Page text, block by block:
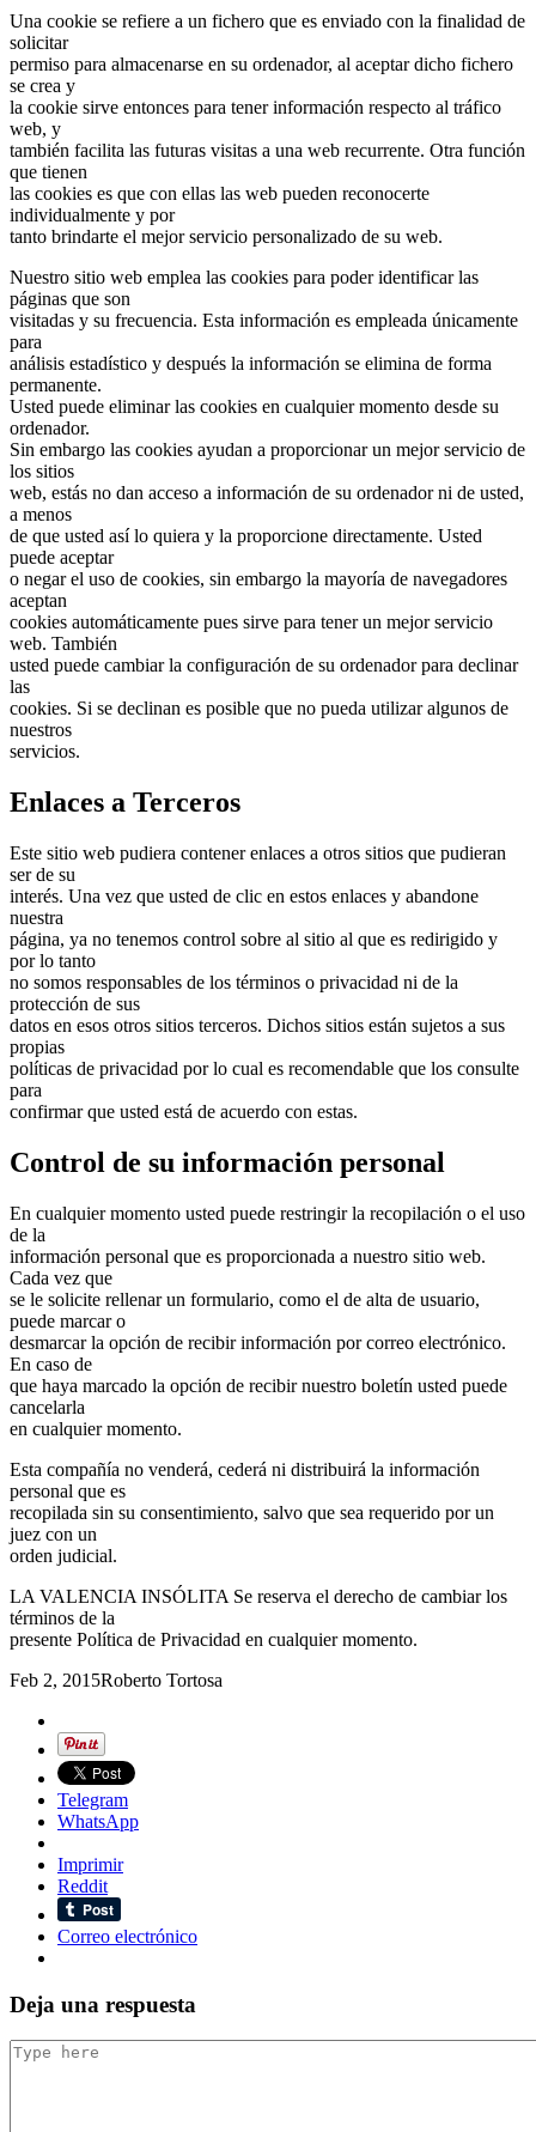
Una cookie se refiere a un fichero que es enviado con la finalidad de
solicitar
permiso para almacenarse en su ordenador, al aceptar dicho fichero
se crea y
la cookie sirve entonces para tener información respecto al tráfico
web, y
también facilita las futuras visitas a una web recurrente. Otra función
que tienen
las cookies es que con ellas las web pueden reconocerte
individualmente y por
tanto brindarte el mejor servicio personalizado de su web.
Nuestro sitio web emplea las cookies para poder identificar las
páginas que son
visitadas y su frecuencia. Esta información es empleada únicamente
para
análisis estadístico y después la información se elimina de forma
permanente.
Usted puede eliminar las cookies en cualquier momento desde su
ordenador.
Sin embargo las cookies ayudan a proporcionar un mejor servicio de
los sitios
web, estás no dan acceso a información de su ordenador ni de usted,
a menos
de que usted así lo quiera y la proporcione directamente. Usted
puede aceptar
o negar el uso de cookies, sin embargo la mayoría de navegadores
aceptan
cookies automáticamente pues sirve para tener un mejor servicio
web. También
usted puede cambiar la configuración de su ordenador para declinar
las
cookies. Si se declinan es posible que no pueda utilizar algunos de
nuestros
servicios.
Enlaces a Terceros
Este sitio web pudiera contener enlaces a otros sitios que pudieran
ser de su
interés. Una vez que usted de clic en estos enlaces y abandone
nuestra
página, ya no tenemos control sobre al sitio al que es redirigido y
por lo tanto
no somos responsables de los términos o privacidad ni de la
protección de sus
datos en esos otros sitios terceros. Dichos sitios están sujetos a sus
propias
políticas de privacidad por lo cual es recomendable que los consulte
para
confirmar que usted está de acuerdo con estas.
Control de su información personal
En cualquier momento usted puede restringir la recopilación o el uso
de la
información personal que es proporcionada a nuestro sitio web.
Cada vez que
se le solicite rellenar un formulario, como el de alta de usuario,
puede marcar o
desmarcar la opción de recibir información por correo electrónico.
En caso de
que haya marcado la opción de recibir nuestro boletín usted puede
cancelarla
en cualquier momento.
Esta compañía no venderá, cederá ni distribuirá la información
personal que es
recopilada sin su consentimiento, salvo que sea requerido por un
juez con un
orden judicial.
LA VALENCIA INSÓLITA Se reserva el derecho de cambiar los
términos de la
presente Política de Privacidad en cualquier momento.
Feb 2, 2015Roberto Tortosa
Telegram
WhatsApp
Imprimir
Reddit
Correo electrónico
Deja una respuesta